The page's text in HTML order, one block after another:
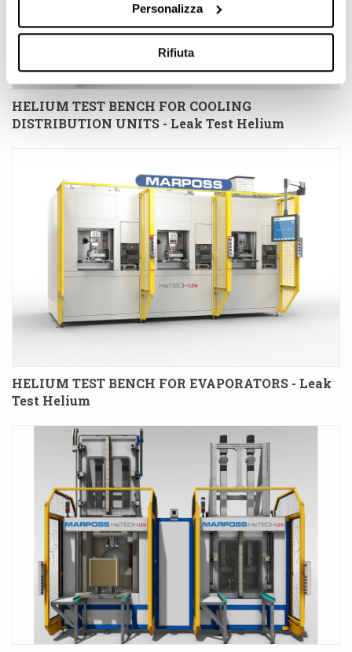
Personalizza
Rifiuta
HELIUM TEST BENCH FOR COOLING
DISTRIBUTION UNITS - Leak Test Helium
HELIUM TEST BENCH FOR EVAPORATORS - Leak
Test Helium